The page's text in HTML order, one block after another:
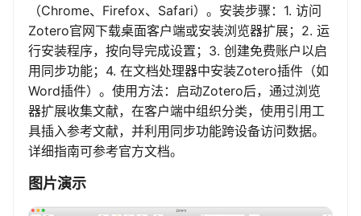
（Chrome、Firefox、Safari）。安装步骤：1. 访问
Zotero官网下载桌面客户端或安装浏览器扩展；2. 运
行安装程序，按向导完成设置；3. 创建免费账户以启
用同步功能；4. 在文档处理器中安装Zotero插件（如
Word插件）。使用方法：启动Zotero后，通过浏览
器扩展收集文献，在客户端中组织分类，使用引用工
具插入参考文献，并利用同步功能跨设备访问数据。
详细指南可参考官方文档。
图片演示